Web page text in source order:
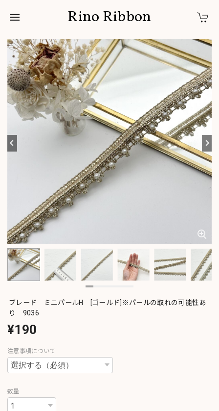
Rino Ribbon
ブレード ミニパールH [ゴールド]※パールの取れの可能性あ
り 9036
¥190
注意事項について
数量